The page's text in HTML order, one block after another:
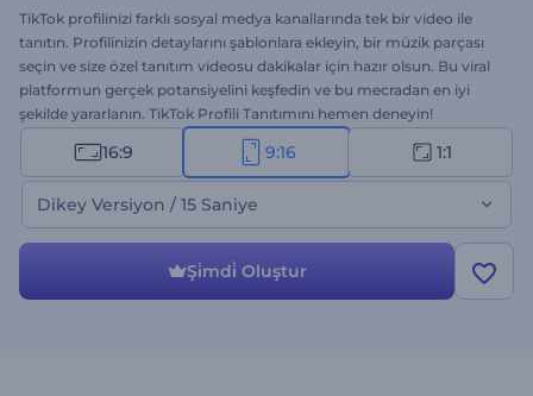
TikTok profilinizi farklı sosyal medya kanallarında tek bir video ile
tanıtın. Profilinizin detaylarını şablonlara ekleyin, bir müzik parçası
seçin ve size özel tanıtım videosu dakikalar için hazır olsun. Bu viral
platformun gerçek potansiyelini keşfedin ve bu mecradan en iyi
şekilde yararlanın. TikTok Profili Tanıtımını hemen deneyin!
16:9 9:16 1:1
Dikey Versiyon / 15 Saniye
Şi̇mdi̇ Oluştur